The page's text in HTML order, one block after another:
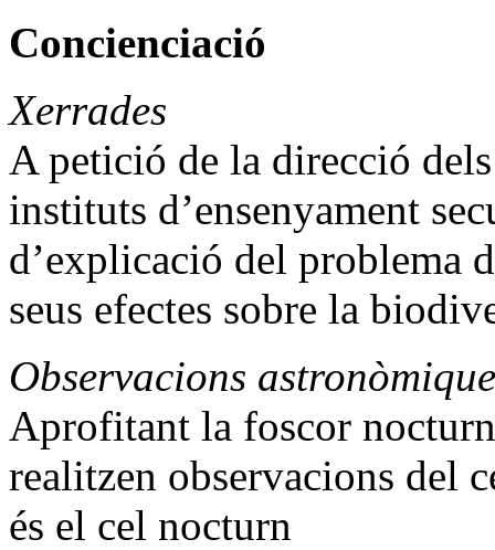
Concienciació
Xerrades
A petició de la direcció
instituts d’ensenyament
d’explicació del problema
seus efectes sobre la
Observacions
Aprofitant la foscor
realitzen observacions del
és el cel nocturn